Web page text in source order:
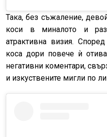
Така, без съжаление,
коси в миналото и
атрактивна визия.
коса дори повече ѝ
негативни коментари,
и изкуствените мигли по